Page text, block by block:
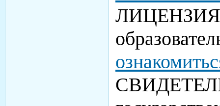
ЛИЦЕНЗИЯ